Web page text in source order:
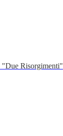
"Due Risorgimenti"